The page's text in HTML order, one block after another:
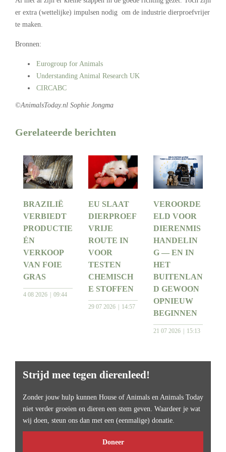
er extra (wettelijke) impulsen nodig om de industrie dierproefvrijer
te maken.
Bronnen:
Eurogroup for Animals
Understanding Animal Research UK
CIRCABC
©AnimalsToday.nl Sophie Jongma
Gerelateerde berichten
BRAZILIË
VERBIEDT
PRODUCTIE
ÉN
VERKOOP
VAN FOIE
GRAS
4 08 2026 09:44
EU SLAAT
DIERPROEF
VRIJE
ROUTE IN
VOOR
TESTEN
CHEMISCH
E STOFFEN
29 07 2026 14:57
VEROORDE
ELD VOOR
DIERENMIS
HANDELIN
G — EN IN
HET
BUITENLAN
D GEWOON
OPNIEUW
BEGINNEN
21 07 2026 15:13
Strijd mee tegen dierenleed!
Zonder jouw hulp kunnen House of Animals en Animals Today
niet verder groeien en dieren een stem geven. Waardeer je wat
wij doen, steun ons dan met een (eenmalige) donatie.
Doneer